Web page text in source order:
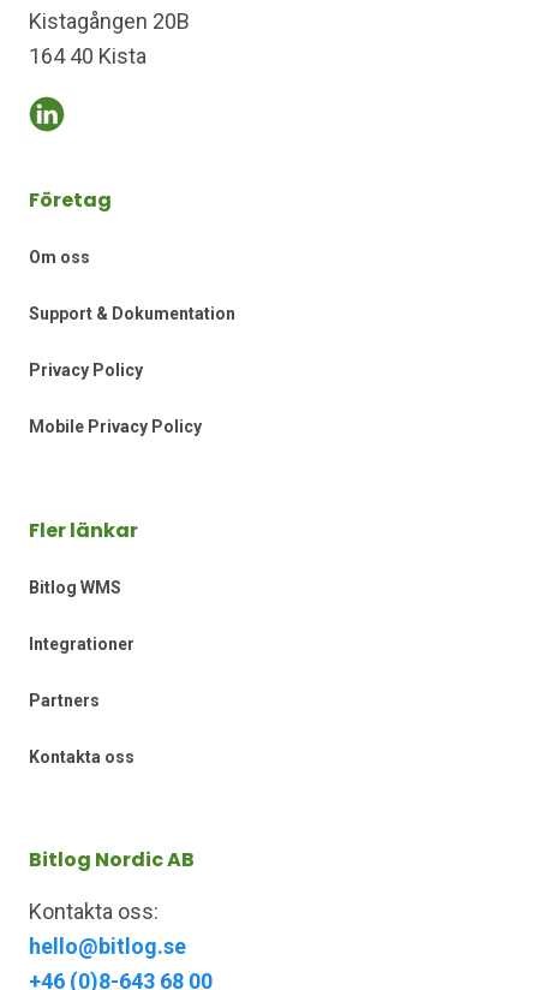
Kistagången 20B
164 40 Kista
Företag
Om oss
Support & Dokumentation
Privacy Policy
Mobile Privacy Policy
Fler länkar
Bitlog WMS
Integrationer
Partners
Kontakta oss
Bitlog Nordic AB
Kontakta oss:
hello@bitlog.se
+46 (0)8-643 68 00